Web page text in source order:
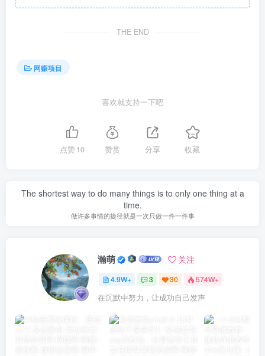
THE END
网赚项目
喜欢就支持一下吧
点赞10 赞赏 分享 收藏
The shortest way to do many things is to only one thing at a
time.
做许多事情的捷径就是一次只做一件一件事
瀚萌 关注
4.9W+ 3 30 574W+
在沉默中努力，让成功自己发声